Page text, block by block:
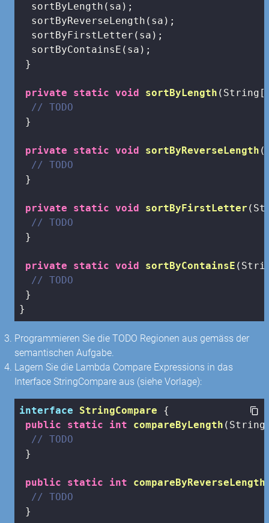
  sortByLength(sa);
  sortByReverseLength(sa);
  sortByFirstLetter(sa);
  sortByContainsE(sa);
}
private static void sortByLength
// TODO
}
private static void sortByReverseLength
// TODO
}
private static void sortByFirstLetter
// TODO
}
private static void sortByContainsE
// TODO
}
}
Programmieren Sie die TODO Regionen aus gemäss der
semantischen Aufgabe.
Lagern Sie die Lambda Compare Expressions in das
Interface StringCompare aus (siehe Vorlage):
interface StringCompare
{
public
static int compareByLength
// TODO
}
public static int compareByReverseLength
// TODO
}